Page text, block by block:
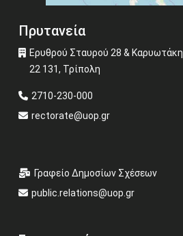
Πρυτανεία
Ερυθρού Σταυρού 28 & Καρυωτάκη
22 131, Τρίπολη
2710-230-000
rectorate@uop.gr
Γραφείο Δημοσίων Σχέσεων
public.relations@uop.gr